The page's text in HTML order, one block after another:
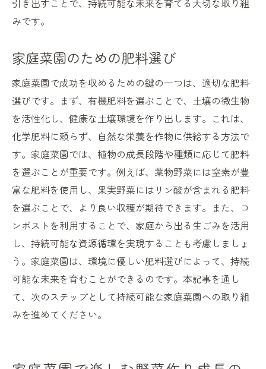
引き出すことで、持続可能な未来を育てる大切な取り組
みです。
家庭菜園のための肥料選び
家庭菜園で成功を収めるための鍵の一つは、適切な肥料
選びです。まず、有機肥料を選ぶことで、土壌の微生物
を活性化し、健康な土壌環境を作り出します。これは、
化学肥料に頼らず、自然な栄養を作物に供給する方法で
す。家庭菜園では、植物の成長段階や種類に応じて肥料
を選ぶことが重要です。例えば、葉物野菜には窒素が豊
富な肥料を使用し、果実野菜にはリン酸が含まれる肥料
を選ぶことで、より良い収穫が期待できます。また、コ
ンポストを利用することで、家庭から出る生ごみを活用
し、持続可能な資源循環を実現することも考慮しましょ
う。家庭菜園は、環境に優しい肥料選びによって、持続
可能な未来を育むことができるのです。本記事を通し
て、次のステップとして持続可能な家庭菜園への取り組
みを進めてください。